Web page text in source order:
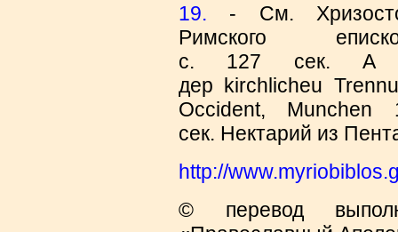
19. - См.
Римского
с. 127 сек. Α .
дер kirchlicheu
Occident,
сек. Нектарий из
http://
© перевод